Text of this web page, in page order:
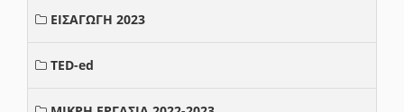
ΕΙΣΑΓΩΓΗ 2023
TED-ed